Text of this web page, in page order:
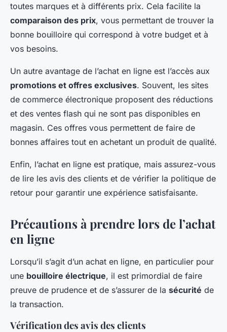
toutes marques et à différents prix. Cela facilite la
comparaison des prix, vous permettant de trouver la
bonne bouilloire qui correspond à votre budget et à
vos besoins.
Un autre avantage de l’achat en ligne est l’accès aux
promotions et offres exclusives. Souvent, les sites
de commerce électronique proposent des réductions
et des ventes flash qui ne sont pas disponibles en
magasin. Ces offres vous permettent de faire de
bonnes affaires tout en achetant un produit de qualité.
Enfin, l’achat en ligne est pratique, mais assurez-vous
de lire les avis des clients et de vérifier la politique de
retour pour garantir une expérience satisfaisante.
Précautions à prendre lors de l’achat
en ligne
Lorsqu’il s’agit d’un achat en ligne, en particulier pour
une bouilloire électrique, il est primordial de faire
preuve de prudence et de s’assurer de la sécurité de
la transaction.
Vérification des avis des clients